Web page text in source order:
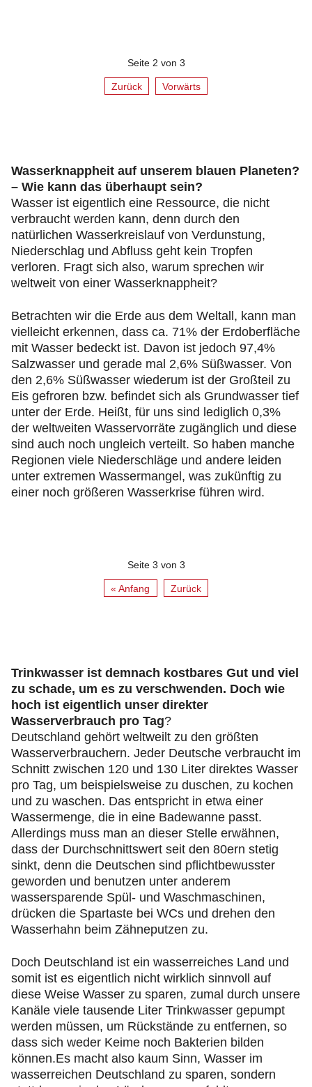
Seite 2 von 3
Zurück Vorwärts
Wasserknappheit auf unserem blauen Planeten?
– Wie kann das überhaupt sein?
Wasser ist eigentlich eine Ressource, die nicht
verbraucht werden kann, denn durch den
natürlichen Wasserkreislauf von Verdunstung,
Niederschlag und Abfluss geht kein Tropfen
verloren. Fragt sich also, warum sprechen wir
weltweit von einer Wasserknappheit?
Betrachten wir die Erde aus dem Weltall, kann man
vielleicht erkennen, dass ca. 71% der Erdoberfläche
mit Wasser bedeckt ist. Davon ist jedoch 97,4%
Salzwasser und gerade mal 2,6% Süßwasser. Von
den 2,6% Süßwasser wiederum ist der Großteil zu
Eis gefroren bzw. befindet sich als Grundwasser tief
unter der Erde. Heißt, für uns sind lediglich 0,3%
der weltweiten Wasservorräte zugänglich und diese
sind auch noch ungleich verteilt. So haben manche
Regionen viele Niederschläge und andere leiden
unter extremen Wassermangel, was zukünftig zu
einer noch größeren Wasserkrise führen wird.
Seite 3 von 3
« Anfang Zurück
Trinkwasser ist demnach kostbares Gut und viel
zu schade, um es zu verschwenden. Doch wie
hoch ist eigentlich unser direkter
Wasserverbrauch pro Tag?
Deutschland gehört weltweilt zu den größten
Wasserverbrauchern. Jeder Deutsche verbraucht im
Schnitt zwischen 120 und 130 Liter direktes Wasser
pro Tag, um beispielsweise zu duschen, zu kochen
und zu waschen. Das entspricht in etwa einer
Wassermenge, die in eine Badewanne passt.
Allerdings muss man an dieser Stelle erwähnen,
dass der Durchschnittswert seit den 80ern stetig
sinkt, denn die Deutschen sind pflichtbewusster
geworden und benutzen unter anderem
wassersparende Spül- und Waschmaschinen,
drücken die Spartaste bei WCs und drehen den
Wasserhahn beim Zähneputzen zu.
Doch Deutschland ist ein wasserreiches Land und
somit ist es eigentlich nicht wirklich sinnvoll auf
diese Weise Wasser zu sparen, zumal durch unsere
Kanäle viele tausende Liter Trinkwasser gepumpt
werden müssen, um Rückstände zu entfernen, so
dass sich weder Keime noch Bakterien bilden
können.Es macht also kaum Sinn, Wasser im
wasserreichen Deutschland zu sparen, sondern